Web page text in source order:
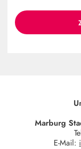
Marburg
E-Mail: